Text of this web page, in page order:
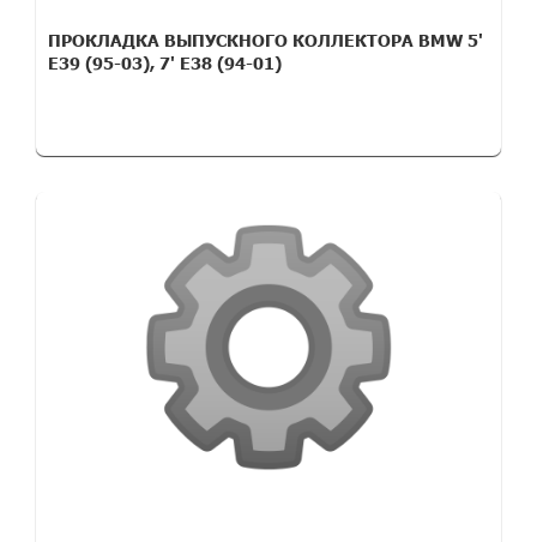
ПРОКЛАДКА ВЫПУСКНОГО КОЛЛЕКТОРА BMW 5'
E39 (95-03), 7' E38 (94-01)